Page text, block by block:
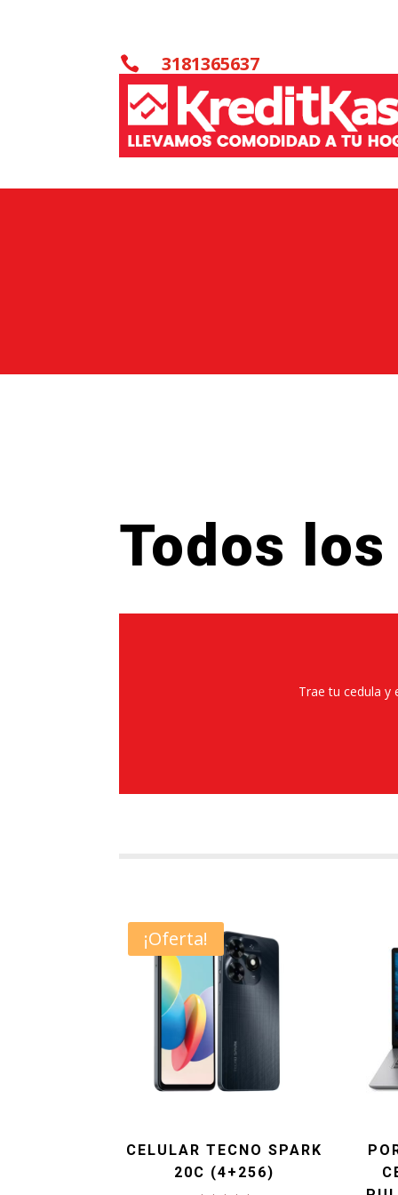
 3181365637
Todos
Trae tu cedula y
¡Oferta!
CELULAR TECNO SPARK
20C (4+256)